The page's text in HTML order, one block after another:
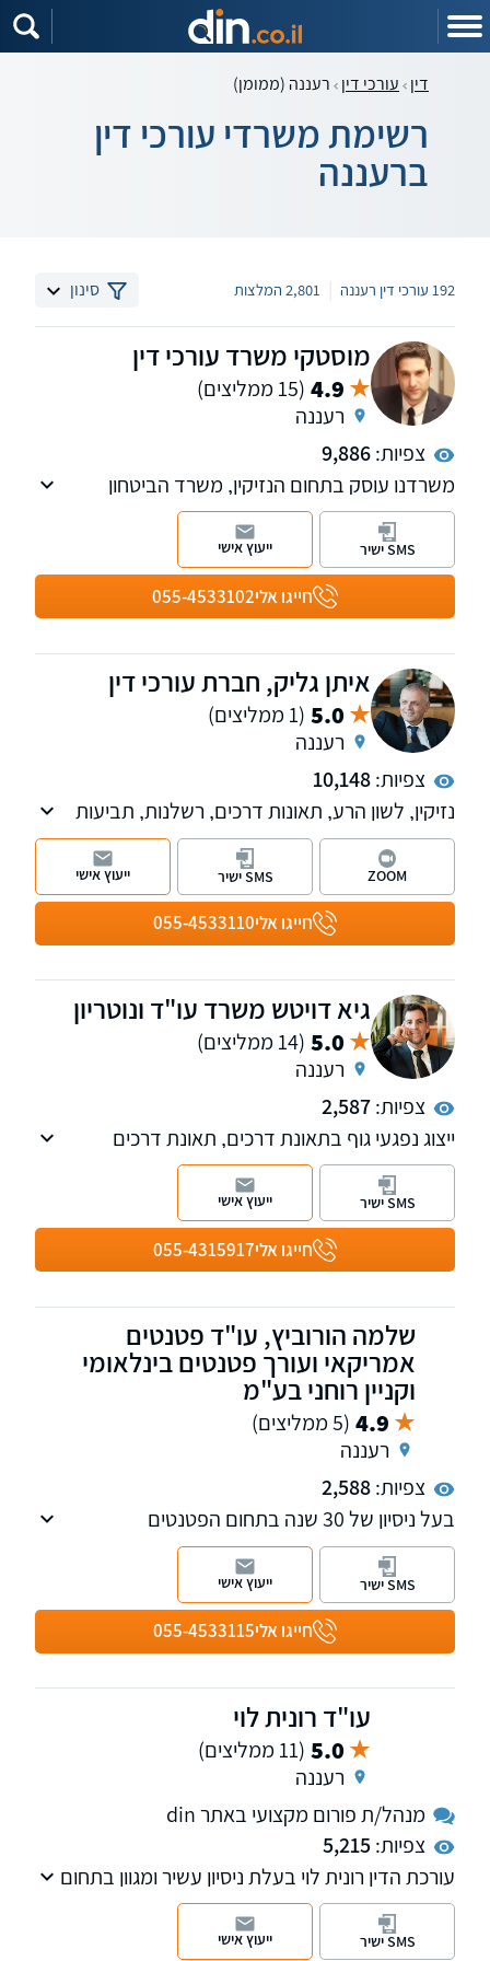
דין עורכי דין רעננה (ממומן)
רשימת משרדי עורכי דין
ברעננה
192 עורכי דין רעננה 2,801 המלצות סינון
מוסטקי משרד עורכי דין
4.9 (15 ממליצים)
רעננה
צפיות:9,886
משרדנו עוסק בתחום הנזיקין, משרד הביטחון
ותביעות ביטוח מורכבות, לרבות נזקי גוף ותאונות
וייצוג נפגעים מול ביטוח לאומי וחברות הביטוח, ייצוג
אנשי כוחות הביטחון מול אגף השיקום במשרד
הביטחון . שלוחות ברעננה ובחיפה
חייגו אלי055-4533102
SMS ישיר ייעוץ אישי
איתן גליק, חברת עורכי דין
5.0 (1 ממליצים)
רעננה
צפיות:10,148
נזיקין, לשון הרע, תאונות דרכים, רשלנות, תביעות
ביטוח, תאונות עבודה, דיני עבודה, אזרחי-מסחרי.
חייגו אלי055-4533110
ZOOM SMS ישיר ייעוץ אישי
גיא דויטש משרד עו"ד ונוטריון
5.0 (14 ממליצים)
רעננה
צפיות:2,587
ייצוג נפגעי גוף בתאונת דרכים, תאונת דרכים
קשות, תאונות עבודה ורשלנות רפואית, ניסיון מעל
25 שנים בליווי לקוחות עד לקבלת פיצויים
מקסימליים עבורם.
חייגו אלי055-4315917
SMS ישיר ייעוץ אישי
שלמה הורוביץ, עו"ד פטנטים
אמריקאי ועורך פטנטים בינלאומי
וקניין רוחני בע"מ
4.9 (5 ממליצים)
רעננה
צפיות:2,588
בעל ניסיון של 30 שנה בתחום הפטנטים
(כגון מכניקה, מכשור רפואי, מערכות דיאגנוסטיקה
רפואית, בריאות דיגיטלית, היי טק, תוכנה,
אווירונאוטיקה, מנועים, בטחון, ועוד) בכל העולם.
חייגו אלי055-4533115
SMS ישיר ייעוץ אישי
עו"ד רונית לוי
5.0 (11 ממליצים)
רעננה
מנהל/ת פורום מקצועי באתר din
צפיות:5,215
עורכת הדין רונית לוי בעלת ניסיון עשיר ומגוון בתחום
ייעוץ פנסיוני, תביעות נזיקין, וכן במצב אובדן כושר
SMS ישיר ייעוץ אישי